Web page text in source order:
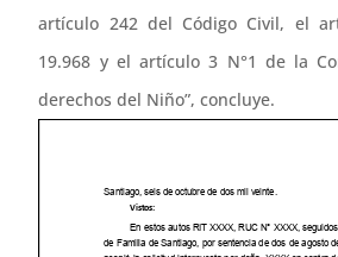
artículo 242 del Código Civil, el
19.968 y el artículo 3 N°1 de la
derechos del Niño”, concluye.